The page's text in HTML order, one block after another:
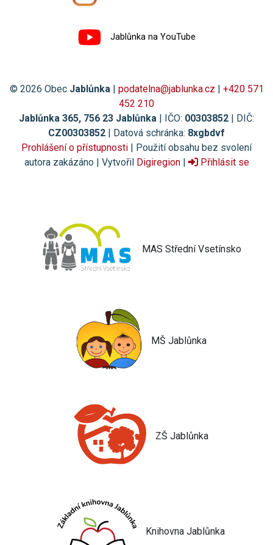
Jablůnka na YouTube
© 2026 Obec Jablůnka| podatelna@jablunka.cz
+420 571
452 210
Jablůnka 365, 756 23 Jablůnka | IČO: 00303852 | DIČ:
CZ00303852 | Datová schránka: 8xgbdvf
Prohlášení o přístupnosti | Použití obsahu bez svolení
autora zakázáno | Vytvořil Digiregion| Přihlásit se
MAS Střední Vsetínsko
MŠ Jablůnka
ZŠ Jablůnka
Knihovna Jablůnka